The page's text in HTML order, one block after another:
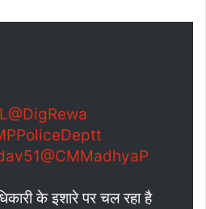
@DigRewa
@CMMadhyaP
के इशारे पर चल रहा है